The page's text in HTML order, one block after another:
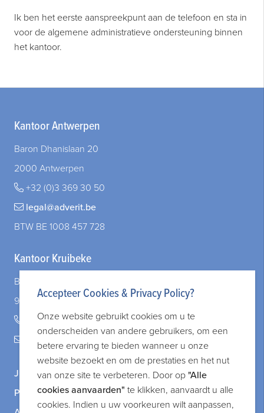
Ik ben het eerste aanspreekpunt aan de telefoon en sta in
voor de algemene administratieve ondersteuning binnen
het kantoor.
Kantoor Antwerpen
Baron Dhanislaan 20
2000 Antwerpen
+32 (0)3 369 30 50
legal@adverit.be
BTW BE 1008 457 728
Kantoor Kruibeke
Bazelstraat 30
9150 Kruibeke
+32 (0)3 828 83 72
legal@adverit.be
Juridische informatie
Privacy-en cookiebeleid
Accepteer Cookies & Privacy Policy?
Onze website gebruikt cookies om u te
onderscheiden van andere gebruikers, om een
betere ervaring te bieden wanneer u onze
website bezoekt en om de prestaties en het nut
van onze site te verbeteren. Door op "Alle
cookies aanvaarden" te klikken, aanvaardt u alle
cookies. Indien u uw voorkeuren wilt aanpassen,